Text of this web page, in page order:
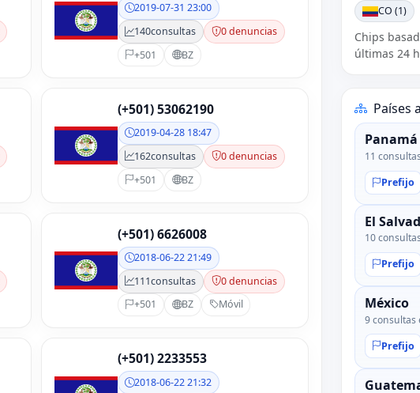
2019-07-31 23:00
140consultas
0 denuncias
+501
BZ
(+501) 53062190
2019-04-28 18:47
162consultas
0 denuncias
+501
BZ
(+501) 6626008
2018-06-22 21:49
111consultas
0 denuncias
+501
BZ Móvil
(+501) 2233553
2018-06-22 21:32
CO (1)
Chips
últimas 24
Países
Panamá
11
Prefijo
El
10
Prefijo
México
9 consultas
Prefijo